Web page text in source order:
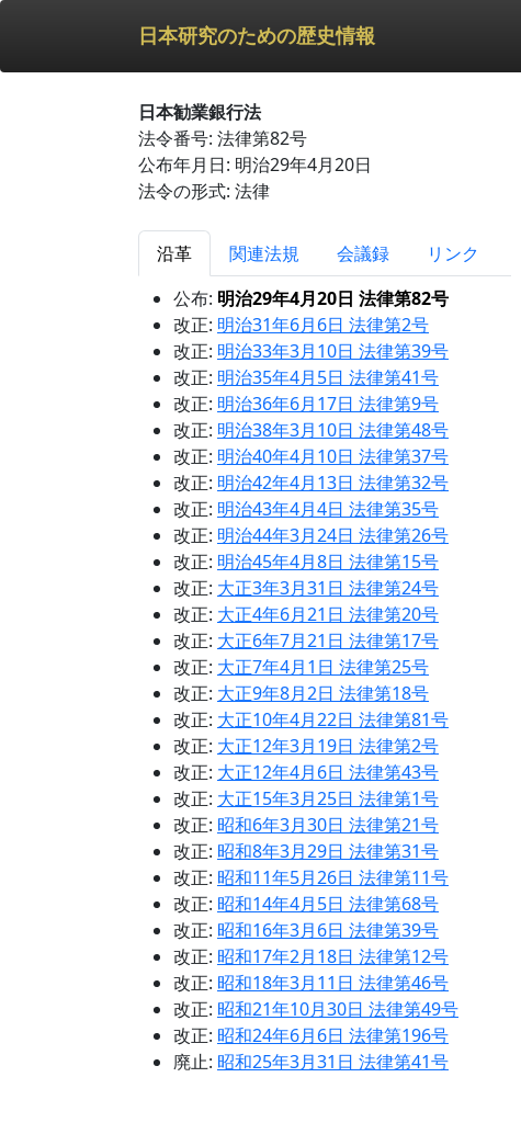
日本研究のための歴史情報
日本勧業銀行法
法令番号: 法律第82号
公布年月日: 明治29年4月20日
法令の形式: 法律
沿革 関連法規 会議録
リンク
公布: 明治29年4月20日 法律第82号
改正: 明治31年6月6日 法律第2号
改正: 明治33年3月10日 法律第39号
改正: 明治35年4月5日 法律第41号
改正: 明治36年6月17日 法律第9号
改正: 明治38年3月10日 法律第48号
改正: 明治40年4月10日 法律第37号
改正: 明治42年4月13日 法律第32号
改正: 明治43年4月4日 法律第35号
改正: 明治44年3月24日 法律第26号
改正: 明治45年4月8日 法律第15号
改正: 大正3年3月31日 法律第24号
改正: 大正4年6月21日 法律第20号
改正: 大正6年7月21日 法律第17号
改正: 大正7年4月1日 法律第25号
改正: 大正9年8月2日 法律第18号
改正: 大正10年4月22日 法律第81号
改正: 大正12年3月19日 法律第2号
改正: 大正12年4月6日 法律第43号
改正: 大正15年3月25日 法律第1号
改正: 昭和6年3月30日 法律第21号
改正: 昭和8年3月29日 法律第31号
改正: 昭和11年5月26日 法律第11号
改正: 昭和14年4月5日 法律第68号
改正: 昭和16年3月6日 法律第39号
改正: 昭和17年2月18日 法律第12号
改正: 昭和18年3月11日 法律第46号
改正: 昭和21年10月30日 法律第49号
改正: 昭和24年6月6日 法律第196号
廃止: 昭和25年3月31日 法律第41号